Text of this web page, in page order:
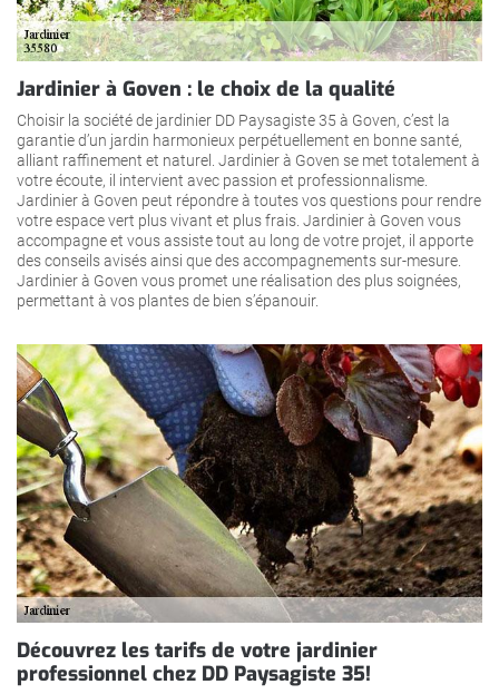
Jardinier à Goven : le choix de la qualité
Choisir la société de jardinier DD Paysagiste 35 à Goven, c’est la
garantie d’un jardin harmonieux perpétuellement en bonne santé,
alliant raffinement et naturel. Jardinier à Goven se met totalement à
votre écoute, il intervient avec passion et professionnalisme.
Jardinier à Goven peut répondre à toutes vos questions pour rendre
votre espace vert plus vivant et plus frais. Jardinier à Goven vous
accompagne et vous assiste tout au long de votre projet, il apporte
des conseils avisés ainsi que des accompagnements sur-mesure.
Jardinier à Goven vous promet une réalisation des plus soignées,
permettant à vos plantes de bien s’épanouir.
Découvrez les tarifs de votre jardinier
professionnel chez DD Paysagiste 35!